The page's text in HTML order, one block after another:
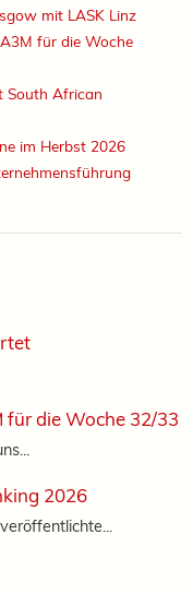
mit LASK Linz
für die Woche
South African
im Herbst 2026
für die Woche 32/33
2026